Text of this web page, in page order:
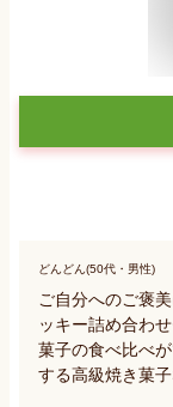
どんどん(50代・男性)
ご自分へのご褒
ッキー詰め合わ
菓子の食べ比べ
する高級焼き菓